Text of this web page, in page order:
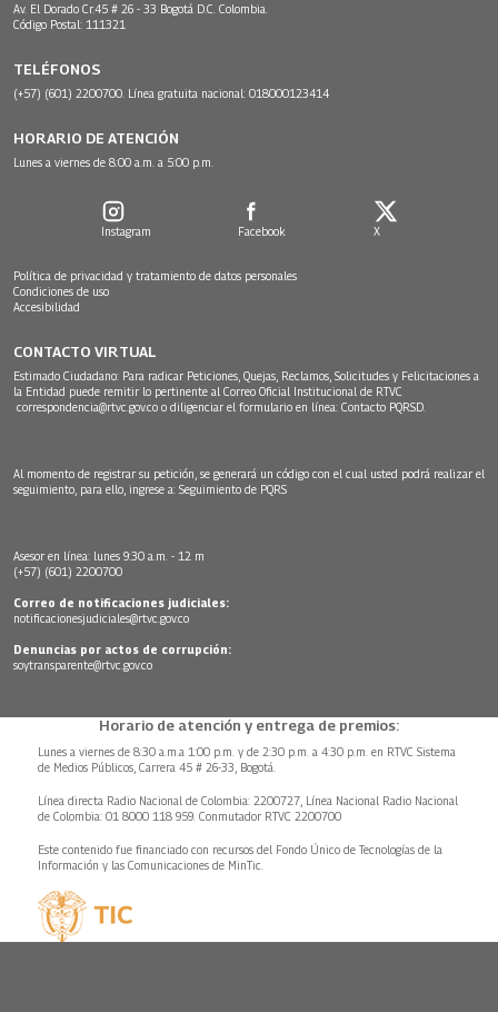
Av. El Dorado Cr.45 # 26 - 33 Bogotá D.C. Colombia.
Código Postal: 111321
TELÉFONOS
(+57) (601) 2200700. Línea gratuita nacional: 018000123414
HORARIO DE ATENCIÓN
Lunes a viernes de 8:00 a.m. a 5:00 p.m.
Instagram Facebook X
Política de privacidad y tratamiento de datos personales
Condiciones de uso
Accesibilidad
CONTACTO VIRTUAL
Estimado Ciudadano: Para radicar Peticiones, Quejas, Reclamos, Solicitudes y Felicitaciones a
la Entidad puede remitir lo pertinente al Correo Oficial Institucional de RTVC
correspondencia@rtvc.gov.co o diligenciar el formulario en línea: Contacto PQRSD.
Al momento de registrar su petición, se generará un código con el cual usted podrá realizar el
seguimiento, para ello, ingrese a: Seguimiento de PQRS
Asesor en línea: lunes 9:30 a.m. - 12 m
(+57) (601) 2200700
Correo de notificaciones judiciales:
notificacionesjudiciales@rtvc.gov.co
Denuncias por actos de corrupción:
soytransparente@rtvc.gov.co
Horario de atención y entrega de premios:
Lunes a viernes de 8:30 a.m.a 1:00 p.m. y de 2:30 p.m. a 4:30 p.m. en RTVC Sistema
de Medios Públicos, Carrera 45 # 26-33, Bogotá.
Línea directa Radio Nacional de Colombia: 2200727, Línea Nacional Radio Nacional
de Colombia: 01 8000 118 959. Conmutador RTVC 2200700
Este contenido fue financiado con recursos del Fondo Único de Tecnologías de la
Información y las Comunicaciones de MinTic.